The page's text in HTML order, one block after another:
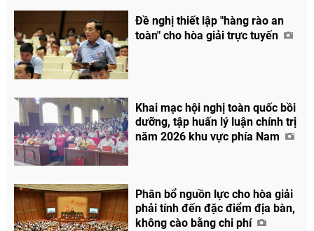
Đề nghị thiết lập "hàng rào an
toàn" cho hòa giải trực tuyến
Khai mạc hội nghị toàn quốc bồi
dưỡng, tập huấn lý luận chính trị
năm 2026 khu vực phía Nam
Phân bổ nguồn lực cho hòa giải
phải tính đến đặc điểm địa bàn,
không cào bằng chi phí